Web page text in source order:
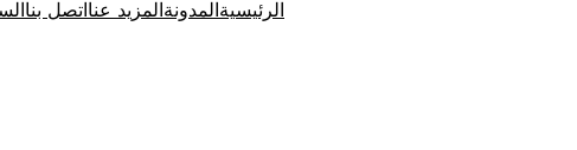
الرئيسيةالمدونةالمزيد عنااتصل بنا